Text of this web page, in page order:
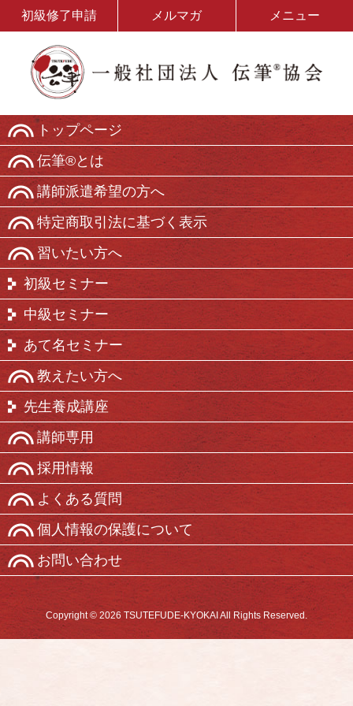
初級修了申請 メルマガ メニュー
トップページ
伝筆®とは
講師派遣希望の方へ
特定商取引法に基づく表示
習いたい方へ
初級セミナー
中級セミナー
あて名セミナー
教えたい方へ
先生養成講座
講師専用
採用情報
よくある質問
個人情報の保護について
お問い合わせ
Copyright © 2026 TSUTEFUDE-KYOKAI All Rights Reserved.